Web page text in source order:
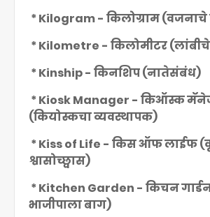
* Kilogram - किलोग्राम
* Kilometre - किलोमीटर
* Kinship - किनशिप (नातेसंबंध)
* Kiosk Manager - किऑस्क
(कियोस्कचा व्यवस्थापक)
* Kiss of Life - किस ऑफ लाईफ
श्वासोच्छ्वास)
* Kitchen Garden - किचन
भाजीपाला बाग)